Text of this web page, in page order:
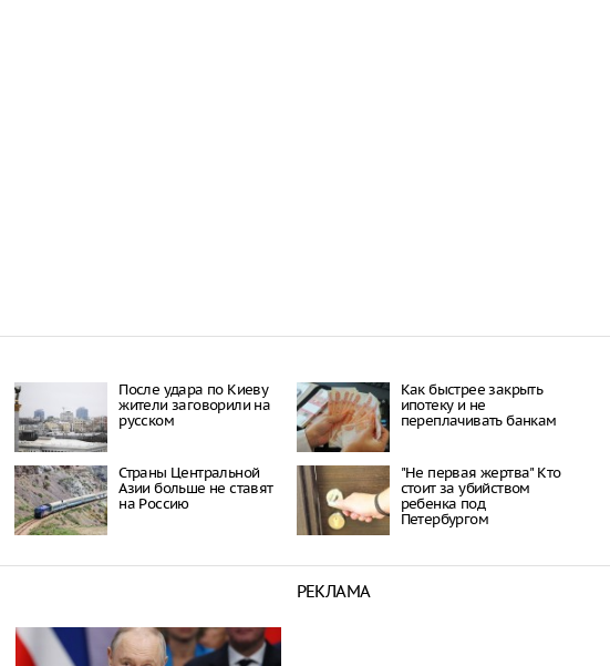
После удара по Киеву
жители заговорили на
русском
Как быстрее закрыть
ипотеку и не
переплачивать банкам
Страны Центральной
Азии больше не ставят
на Россию
"Не первая жертва" Кто
стоит за убийством
ребенка под
Петербургом
РЕКЛАМА